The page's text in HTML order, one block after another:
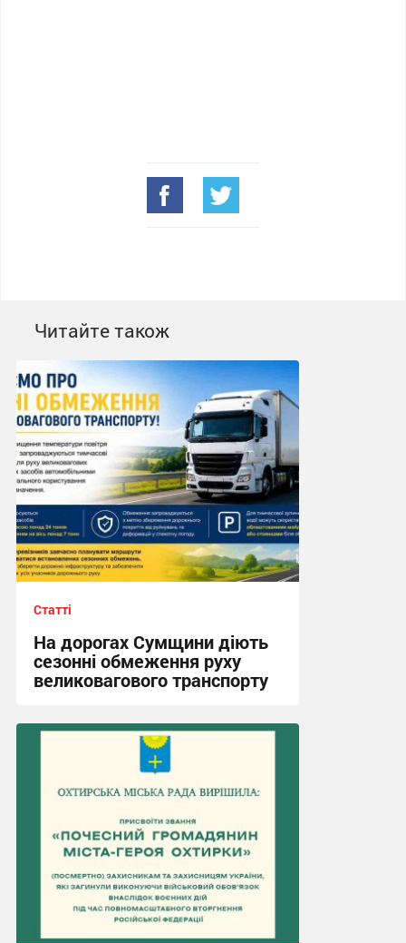
Читайте також
Статті
На дорогах Сумщини діють
сезонні обмеження руху
великовагового транспорту